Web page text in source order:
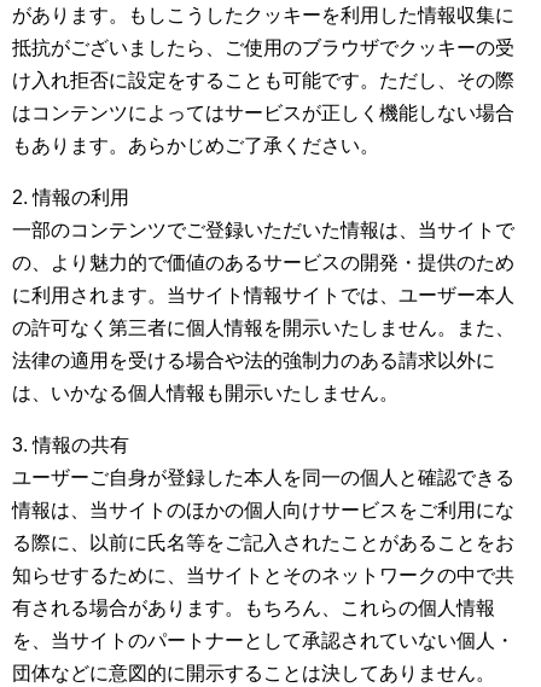
があります。もしこうしたクッキーを利用した情報収集に
抵抗がございましたら、ご使用のブラウザでクッキーの受
け入れ拒否に設定をすることも可能です。ただし、その際
はコンテンツによってはサービスが正しく機能しない場合
もあります。あらかじめご了承ください。
2. 情報の利用
一部のコンテンツでご登録いただいた情報は、当サイトで
の、より魅力的で価値のあるサービスの開発・提供のため
に利用されます。当サイト情報サイトでは、ユーザー本人
の許可なく第三者に個人情報を開示いたしません。また、
法律の適用を受ける場合や法的強制力のある請求以外に
は、いかなる個人情報も開示いたしません。
3. 情報の共有
ユーザーご自身が登録した本人を同一の個人と確認できる
情報は、当サイトのほかの個人向けサービスをご利用にな
る際に、以前に氏名等をご記入されたことがあることをお
知らせするために、当サイトとそのネットワークの中で共
有される場合があります。もちろん、これらの個人情報
を、当サイトのパートナーとして承認されていない個人・
団体などに意図的に開示することは決してありません。